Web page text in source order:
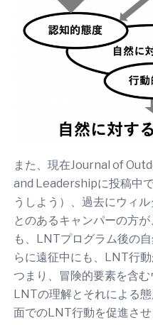
また、現在Journal of
and Leadershipに投稿中
うしよう）、過去にウィ
とのあるキャンパーの方
も、LNTプログラム後の
らに遠征中にも、LNT行動
つまり、冒険的要素を含む
LNTの理解とそれによる
面でのLNT行動を促進させ